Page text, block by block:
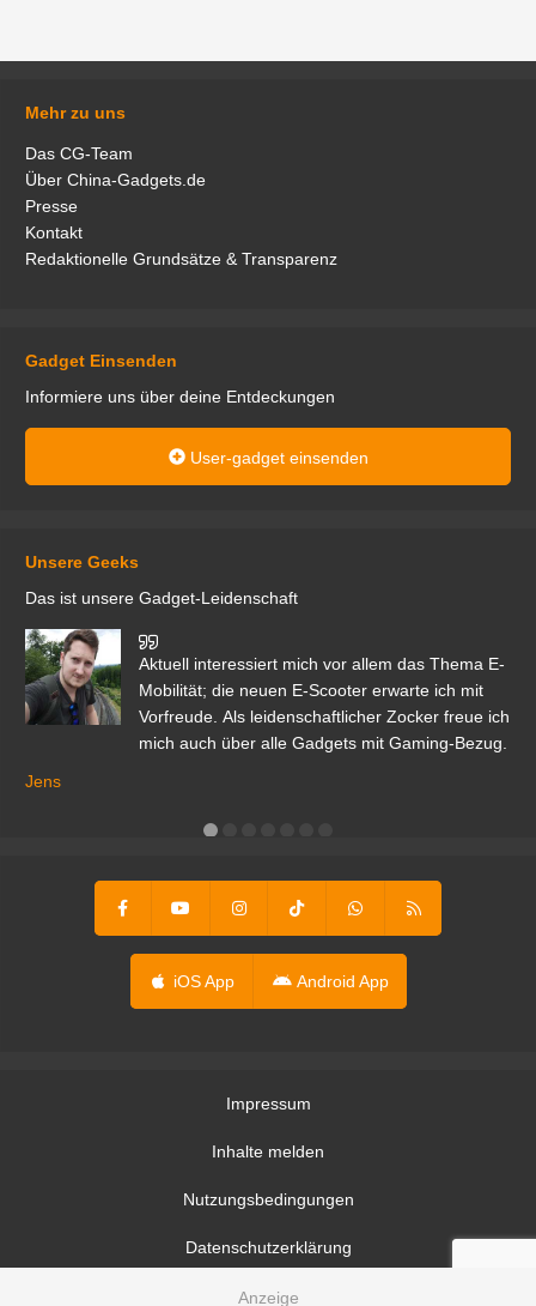
Mehr zu uns
Das CG-Team
Über China-Gadgets.de
Presse
Kontakt
Redaktionelle Grundsätze & Transparenz
Gadget Einsenden
Informiere uns über deine Entdeckungen
User-gadget einsenden
Unsere Geeks
Das ist unsere Gadget-Leidenschaft
Aktuell interessiert mich vor allem das Thema E-
Mobilität; die neuen E-Scooter erwarte ich mit
Vorfreude. Als leidenschaftlicher Zocker freue ich
mich auch über alle Gadgets mit Gaming-Bezug.
Jens
iOS App Android App
Impressum
Inhalte melden
Nutzungsbedingungen
Datenschutzerklärung
Datenschutzeinstellungen